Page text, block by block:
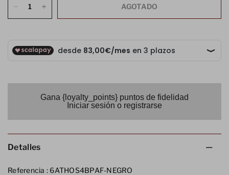
AGOTADO
Gana {loyalty_points} puntos de fidelidad
Iniciar sesión o registrarse
Detalles
Referencia : 6ATHOS4BPAF-NEGRO